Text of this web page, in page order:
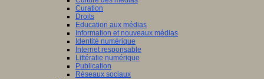
Curation
Droits
Education aux médias
Information et nouveaux médias
Identité numérique
Internet responsable
Littératie numérique
Publication
Réseaux sociaux